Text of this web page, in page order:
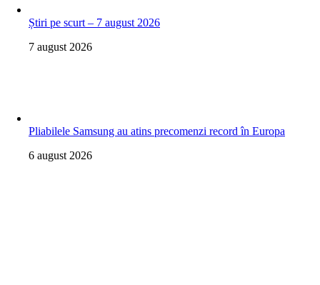
Știri pe scurt – 7 august 2026
7 august 2026
Pliabilele Samsung au atins precomenzi record în Europa
6 august 2026